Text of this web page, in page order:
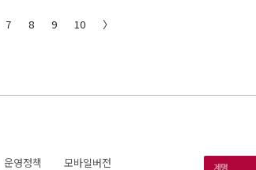
7 8 9 10 〉
운영정책 모바일버전